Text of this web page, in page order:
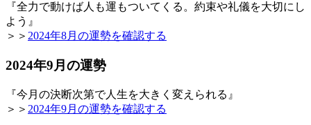
『全力で動けば人も運もついてくる。約束や礼儀を大切にし
よう』
＞＞ 2024年8月の運勢を確認する
2024年9月の運勢
『今月の決断次第で人生を大きく変えられる』
＞＞ 2024年9月の運勢を確認する